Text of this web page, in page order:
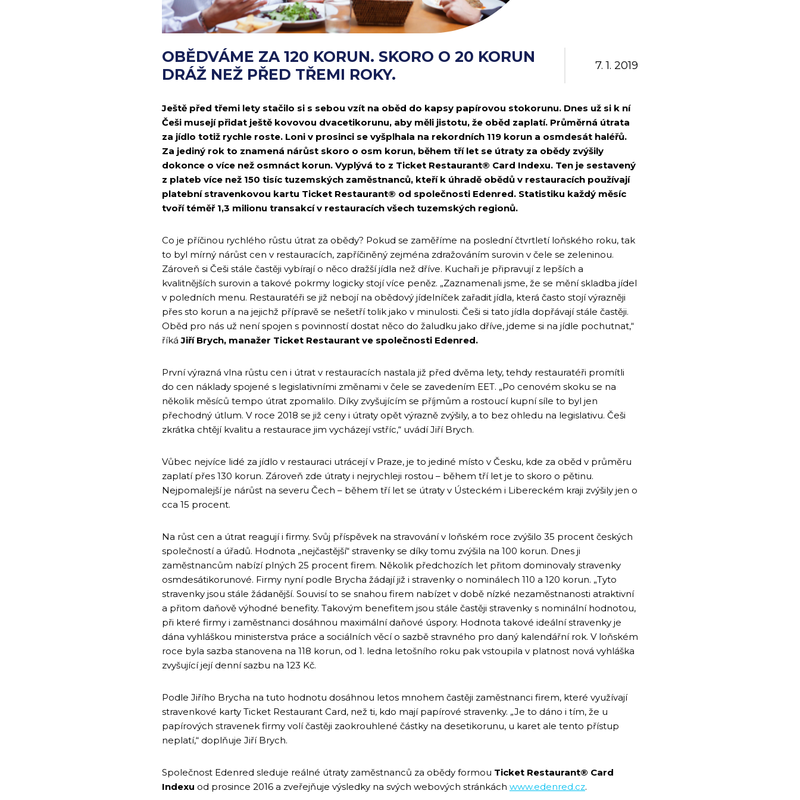
OBĚDVÁME ZA 120 KORUN. SKORO O 20 KORUN
DRÁŽ NEŽ PŘED TŘEMI ROKY.
7. 1. 2019
Ještě před třemi lety stačilo si s sebou vzít na oběd do kapsy papírovou stokorunu. Dnes už si k ní
Češi musejí přidat ještě kovovou dvacetikorunu, aby měli jistotu, že oběd zaplatí. Průměrná útrata
za jídlo totiž rychle roste. Loni v prosinci se vyšplhala na rekordních 119 korun a osmdesát haléřů.
Za jediný rok to znamená nárůst skoro o osm korun, během tří let se útraty za obědy zvýšily
dokonce o více než osmnáct korun. Vyplývá to z Ticket Restaurant® Card Indexu. Ten je sestavený
z plateb více než 150 tisíc tuzemských zaměstnanců, kteří k úhradě obědů v restauracích používají
platební stravenkovou kartu Ticket Restaurant® od společnosti Edenred. Statistiku každý měsíc
tvoří téměř 1,3 milionu transakcí v restauracích všech tuzemských regionů.
Co je příčinou rychlého růstu útrat za obědy? Pokud se zaměříme na poslední čtvrtletí loňského roku, tak
to byl mírný nárůst cen v restauracích, zapříčiněný zejména zdražováním surovin v čele se zeleninou.
Zároveň si Češi stále častěji vybírají o něco dražší jídla než dříve. Kuchaři je připravují z lepších a
kvalitnějších surovin a takové pokrmy logicky stojí více peněz. „Zaznamenali jsme, že se mění skladba jídel
v poledních menu. Restauratéři se již nebojí na obědový jídelníček zařadit jídla, která často stojí výrazněji
přes sto korun a na jejichž přípravě se nešetří tolik jako v minulosti. Češi si tato jídla dopřávají stále častěji.
Oběd pro nás už není spojen s povinností dostat něco do žaludku jako dříve, jdeme si na jídle pochutnat,“
říkáJiří Brych, manažer Ticket Restaurant ve společnosti Edenred.
První výrazná vlna růstu cen i útrat v restauracích nastala již před dvěma lety, tehdy restauratéři promítli
do cen náklady spojené s legislativními změnami v čele se zavedením EET. „Po cenovém skoku se na
několik měsíců tempo útrat zpomalilo. Díky zvyšujícím se příjmům a rostoucí kupní síle to byl jen
přechodný útlum. V roce 2018 se již ceny i útraty opět výrazně zvýšily, a to bez ohledu na legislativu. Češi
zkrátka chtějí kvalitu a restaurace jim vycházejí vstříc,“ uvádí Jiří Brych.
Vůbec nejvíce lidé za jídlo v restauraci utrácejí v Praze, je to jediné místo v Česku, kde za oběd v průměru
zaplatí přes 130 korun. Zároveň zde útraty i nejrychleji rostou – během tří let je to skoro o pětinu.
Nejpomalejší je nárůst na severu Čech – během tří let se útraty v Ústeckém i Libereckém kraji zvýšily jen o
cca 15 procent.
Na růst cen a útrat reagují i firmy. Svůj příspěvek na stravování v loňském roce zvýšilo 35 procent českých
společností a úřadů. Hodnota „nejčastější“ stravenky se díky tomu zvýšila na 100 korun. Dnes ji
zaměstnancům nabízí plných 25 procent firem. Několik předchozích let přitom dominovaly stravenky
osmdesátikorunové. Firmy nyní podle Brycha žádají již i stravenky o nominálech 110 a 120 korun. „Tyto
stravenky jsou stále žádanější. Souvisí to se snahou firem nabízet v době nízké nezaměstnanosti atraktivní
a přitom daňově výhodné benefity. Takovým benefitem jsou stále častěji stravenky s nominální hodnotou,
při které firmy i zaměstnanci dosáhnou maximální daňové úspory. Hodnota takové ideální stravenky je
dána vyhláškou ministerstva práce a sociálních věcí o sazbě stravného pro daný kalendářní rok. V loňském
roce byla sazba stanovena na 118 korun, od 1. ledna letošního roku pak vstoupila v platnost nová vyhláška
zvyšující její denní sazbu na 123 Kč.
Podle Jiřího Brycha na tuto hodnotu dosáhnou letos mnohem častěji zaměstnanci firem, které využívají
stravenkové karty Ticket Restaurant Card, než ti, kdo mají papírové stravenky. „Je to dáno i tím, že u
papírových stravenek firmy volí častěji zaokrouhlené částky na desetikorunu, u karet ale tento přístup
neplatí,“ doplňuje Jiří Brych.
Společnost Edenred sleduje reálné útraty zaměstnanců za obědy formou Ticket Restaurant® Card
Indexu od prosince 2016 a zveřejňuje výsledky na svých webových stránkách www.edenred.cz.